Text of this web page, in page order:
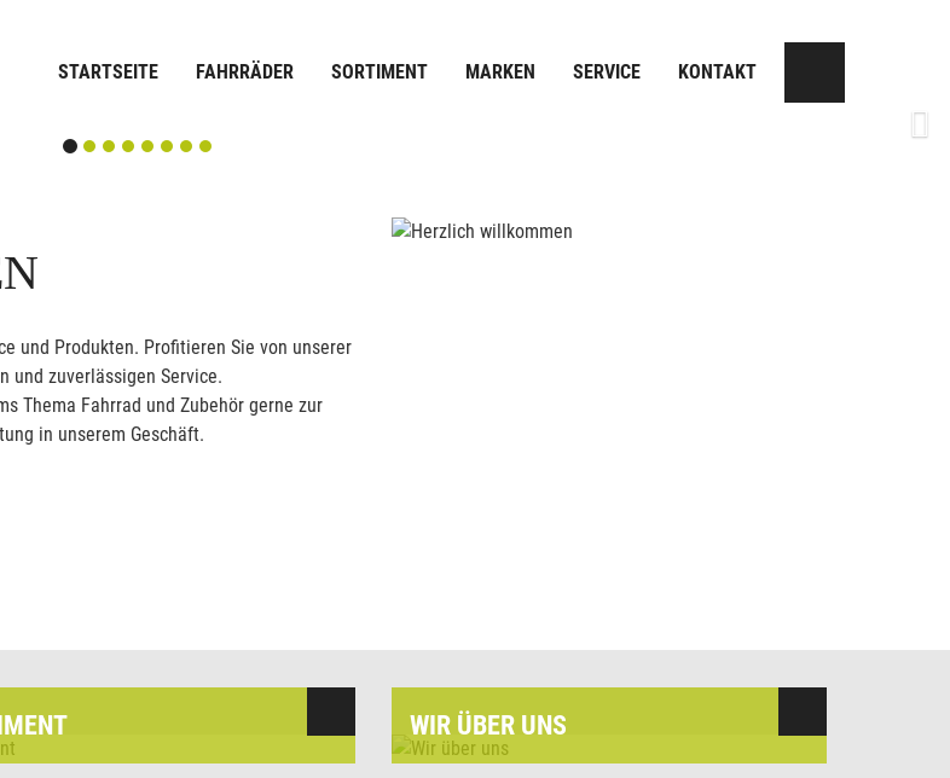
STARTSEITE FAHRRÄDER SORTIMENT MARKEN SERVICE KONTAKT
und Produkten. Profitieren Sie von unserer
und zuverlässigen Service.
Thema Fahrrad und Zubehör gerne zur
in unserem Geschäft.
WIR ÜBER UNS